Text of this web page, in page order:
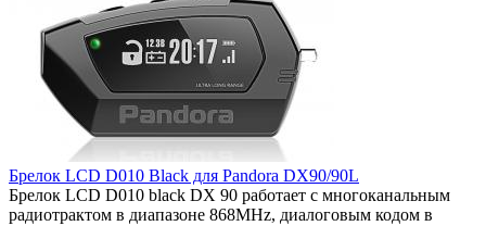
Брелок LCD D010 Black для Pandora DX90/90L
Брелок LCD D010 black DX 90 работает c многоканальным
радиотрактом в диапазоне 868MHz, диалоговым кодом в